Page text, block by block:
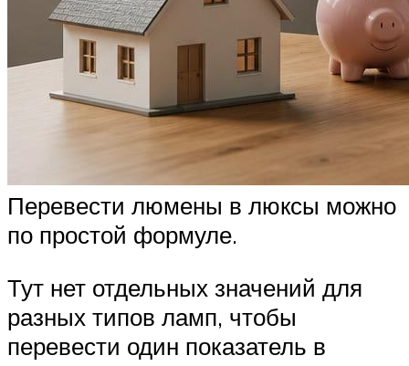
Перевести люмены в люксы можно
по простой формуле.
Тут нет отдельных значений для
разных типов ламп, чтобы
перевести один показатель в